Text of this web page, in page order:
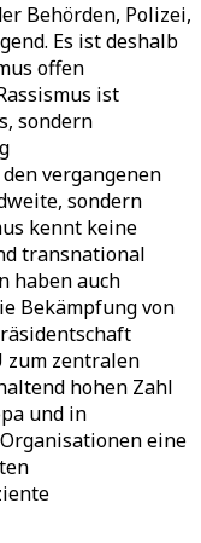
Behörden, Polizei,
Es ist deshalb
offen
ist
sondern
vergangenen
sondern
kennt keine
transnational
haben auch
Bekämpfung von
zum zentralen
hohen Zahl
und in
eine